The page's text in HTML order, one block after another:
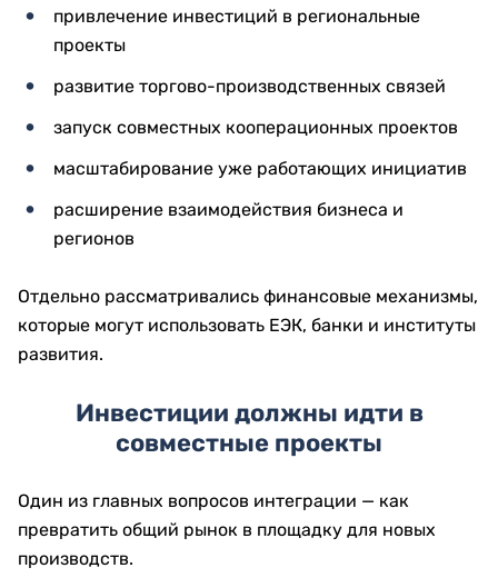
привлечение инвестиций в региональные
проекты
развитие торгово-производственных связей
запуск совместных кооперационных проектов
масштабирование уже работающих инициатив
расширение взаимодействия бизнеса и
регионов
Отдельно рассматривались финансовые механизмы,
которые могут использовать ЕЭК, банки и институты
развития.
Инвестиции должны идти в
совместные проекты
Один из главных вопросов интеграции — как
превратить общий рынок в площадку для новых
производств.